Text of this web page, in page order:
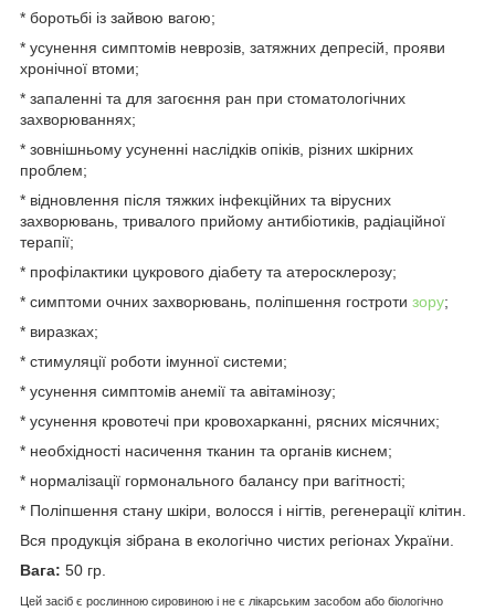
* боротьбі із зайвою вагою;
* усунення симптомів неврозів, затяжних депресій, прояви
хронічної втоми;
* запаленні та для загоєння ран при стоматологічних
захворюваннях;
* зовнішньому усуненні наслідків опіків, різних шкірних
проблем;
* відновлення після тяжких інфекційних та вірусних
захворювань, тривалого прийому антибіотиків, радіаційної
терапії;
* профілактики цукрового діабету та атеросклерозу;
* симптоми очних захворювань, поліпшення гостроти зору;
* виразках;
* стимуляції роботи імунної системи;
* усунення симптомів анемії та авітамінозу;
* усунення кровотечі при кровохарканні, рясних місячних;
* необхідності насичення тканин та органів киснем;
* нормалізації гормонального балансу при вагітності;
* Поліпшення стану шкіри, волосся і нігтів, регенерації клітин.
Вся продукція зібрана в екологічно чистих регіонах України.
Вага: 50 гр.
Цей засіб є рослинною сировиною і не є лікарським засобом або біологічно